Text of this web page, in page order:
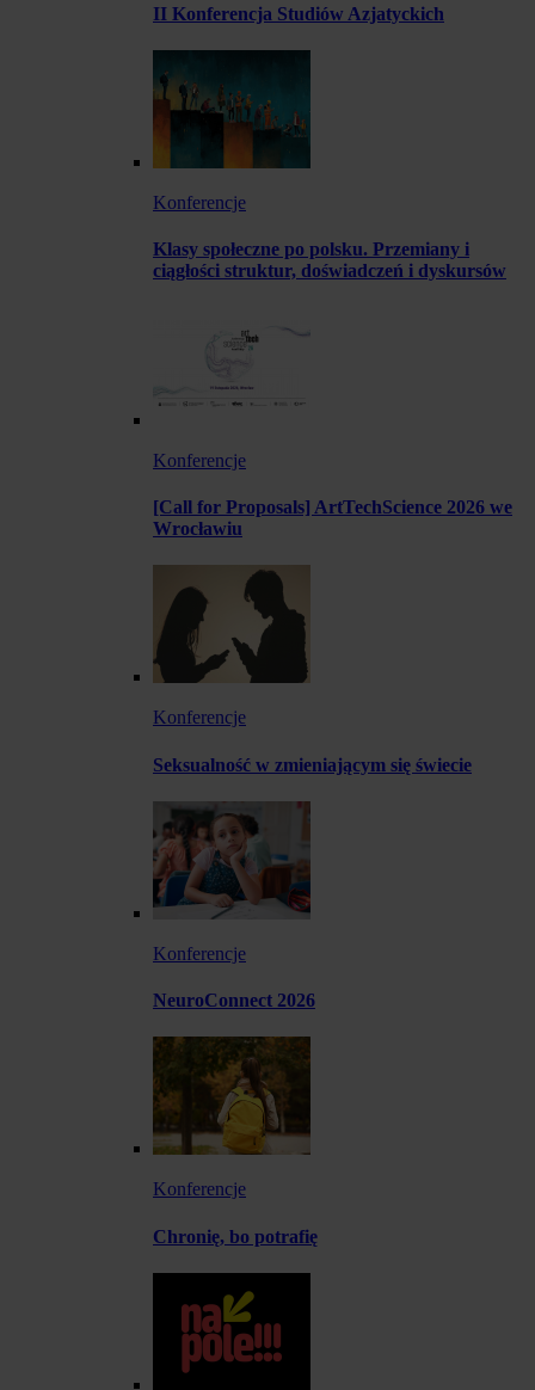
II Konferencja Studiów Azjatyckich
Konferencje
Klasy społeczne po polsku. Przemiany i
ciągłości struktur, doświadczeń i dyskursów
Konferencje
[Call for Proposals] ArtTechScience 2026 we
Wrocławiu
Konferencje
Seksualność w zmieniającym się świecie
Konferencje
NeuroConnect 2026
Konferencje
Chronię, bo potrafię